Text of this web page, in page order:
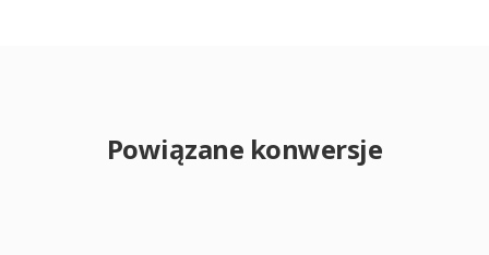
Powiązane konwersje